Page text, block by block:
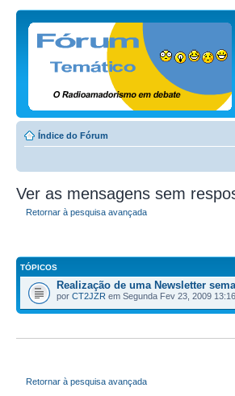
Índice do Fórum
Ver as mensagens sem
Retornar à pesquisa avançada
TÓPICOS
Realização de uma Newsletter
por CT2JZR em Segunda Fev 23, 2009
Retornar à pesquisa avançada